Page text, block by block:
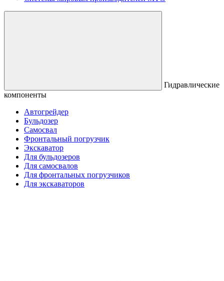
Гидравлические
компоненты
Автогрейдер
Бульдозер
Самосвал
Фронтальный погрузчик
Экскаватор
Для бульдозеров
Для самосвалов
Для фронтальных погрузчиков
Для экскаваторов